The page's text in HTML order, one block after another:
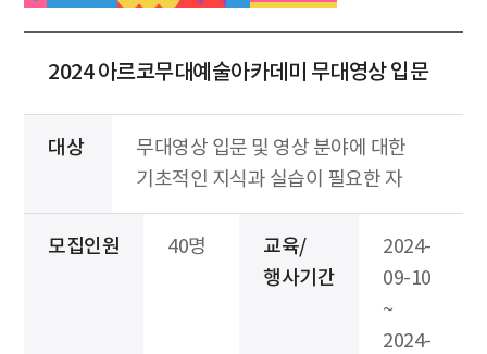
2024 아르코무대예술아카데미 무대영상 입문
대상
무대영상 입문 및 영상 분야에 대한
기초적인 지식과 실습이 필요한 자
모집인원 40명
교육/
행사기간
2024-
09-10
~
2024-